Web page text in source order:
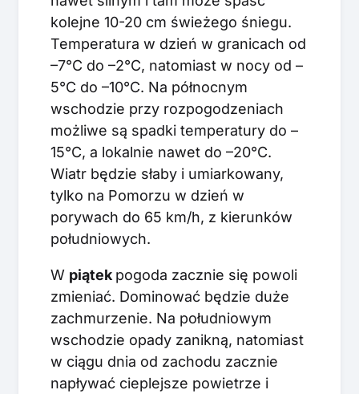
kolejne 10-20 cm świeżego śniegu.
Temperatura w dzień w granicach od
–7°C do –2°C, natomiast w nocy od –
5°C do –10°C. Na północnym
wschodzie przy rozpogodzeniach
możliwe są spadki temperatury do –
15°C, a lokalnie nawet do –20°C.
Wiatr będzie słaby i umiarkowany,
tylko na Pomorzu w dzień w
porywach do 65 km/h, z kierunków
południowych.
W piątek pogoda zacznie się powoli
zmieniać. Dominować będzie duże
zachmurzenie. Na południowym
wschodzie opady zanikną, natomiast
w ciągu dnia od zachodu zacznie
napływać cieplejsze powietrze i